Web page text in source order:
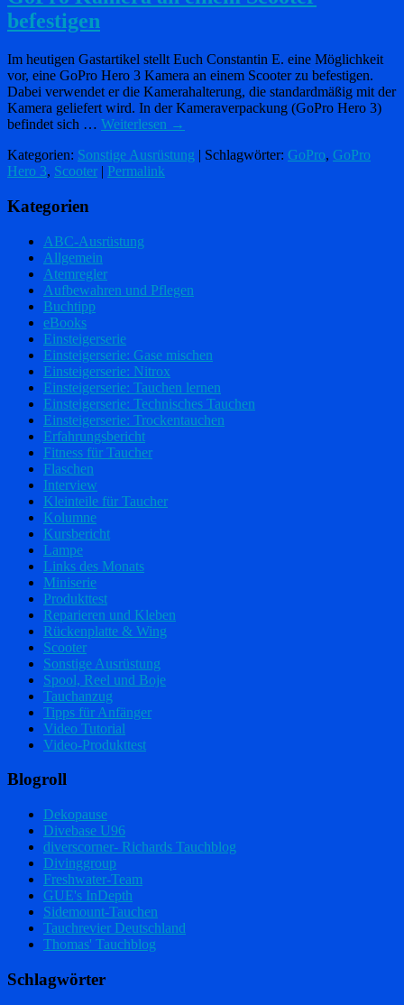
befestigen
Im heutigen Gastartikel stellt Euch Constantin E. eine Möglichkeit
vor, eine GoPro Hero 3 Kamera an einem Scooter zu befestigen.
Dabei verwendet er die Kamerahalterung, die standardmäßig mit der
Kamera geliefert wird. In der Kameraverpackung (GoPro Hero 3)
befindet sich … Weiterlesen →
Kategorien: Sonstige Ausrüstung | Schlagwörter: GoPro, GoPro
Hero 3, Scooter | Permalink
Kategorien
ABC-Ausrüstung
Allgemein
Atemregler
Aufbewahren und Pflegen
Buchtipp
eBooks
Einsteigerserie
Einsteigerserie: Gase mischen
Einsteigerserie: Nitrox
Einsteigerserie: Tauchen lernen
Einsteigerserie: Technisches Tauchen
Einsteigerserie: Trockentauchen
Erfahrungsbericht
Fitness für Taucher
Flaschen
Interview
Kleinteile für Taucher
Kolumne
Kursbericht
Lampe
Links des Monats
Miniserie
Produkttest
Reparieren und Kleben
Rückenplatte & Wing
Scooter
Sonstige Ausrüstung
Spool, Reel und Boje
Tauchanzug
Tipps für Anfänger
Video Tutorial
Video-Produkttest
Blogroll
Dekopause
Divebase U96
diverscorner- Richards Tauchblog
Divinggroup
Freshwater-Team
GUE's InDepth
Sidemount-Tauchen
Tauchrevier Deutschland
Thomas' Tauchblog
Schlagwörter